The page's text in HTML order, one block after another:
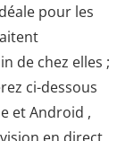
pour les
de chez elles ;
ci-dessous
et Android ,